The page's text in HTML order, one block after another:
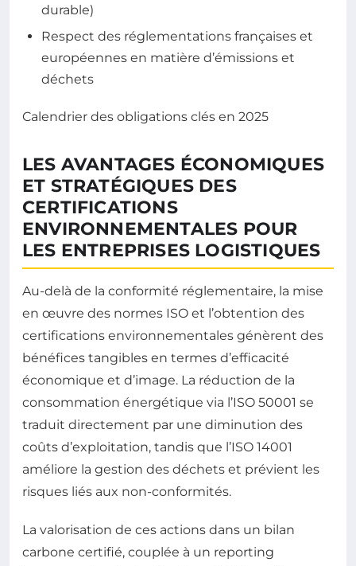
durable)
Respect des réglementations françaises et
européennes en matière d’émissions et
déchets
Calendrier des obligations clés en 2025
LES AVANTAGES ÉCONOMIQUES
ET STRATÉGIQUES DES
CERTIFICATIONS
ENVIRONNEMENTALES POUR
LES ENTREPRISES LOGISTIQUES
Au-delà de la conformité réglementaire, la mise
en œuvre des normes ISO et l’obtention des
certifications environnementales génèrent des
bénéfices tangibles en termes d’efficacité
économique et d’image. La réduction de la
consommation énergétique via l’ISO 50001 se
traduit directement par une diminution des
coûts d’exploitation, tandis que l’ISO 14001
améliore la gestion des déchets et prévient les
risques liés aux non-conformités.
La valorisation de ces actions dans un bilan
carbone certifié, couplée à un reporting